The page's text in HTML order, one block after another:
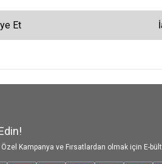
Et
Kampanya ve Fırsatlardan olmak için E-